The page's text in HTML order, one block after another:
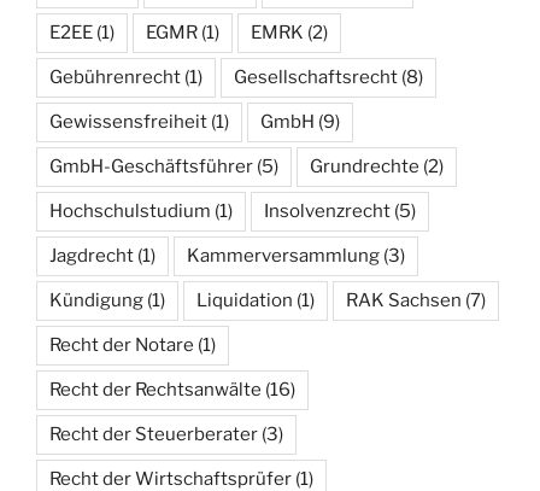
E2EE (1) EGMR (1) EMRK (2)
Gebührenrecht (1) Gesellschaftsrecht (8)
Gewissensfreiheit (1) GmbH (9)
GmbH-Geschäftsführer (5) Grundrechte (2)
Hochschulstudium (1) Insolvenzrecht (5)
Jagdrecht (1) Kammerversammlung (3)
Kündigung (1) Liquidation (1) RAK Sachsen (7)
Recht der Notare (1)
Recht der Rechtsanwälte (16)
Recht der Steuerberater (3)
Recht der Wirtschaftsprüfer (1)